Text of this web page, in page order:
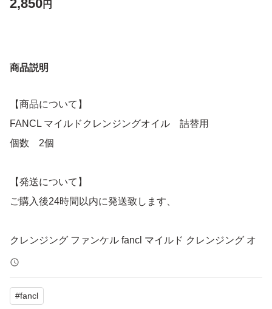
2,850円
商品説明
【商品について】
FANCL マイルドクレンジングオイル 詰替用
個数 2個
【発送について】
ご購入後24時間以内に発送致します、
クレンジング ファンケル fancl マイルド クレンジング オ
イル つめかえ2個セット
ブランド：FANCL
#fancl